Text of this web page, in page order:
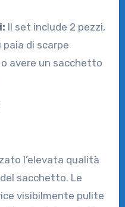
Il set include 2 pezzi,
di scarpe
avere un sacchetto
l’elevata qualità
sacchetto. Le
visibilmente pulite